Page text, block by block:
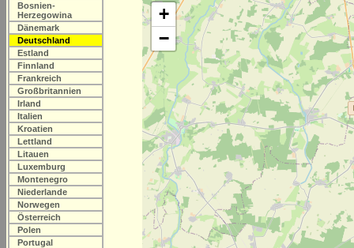
Bosnien-
Herzegowina
Dänemark
Deutschland
Estland
Finnland
Frankreich
Großbritannien
Irland
Italien
Kroatien
Lettland
Litauen
Luxemburg
Montenegro
Niederlande
Norwegen
Österreich
Polen
Portugal
+
−